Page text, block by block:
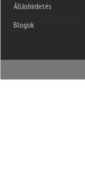
Álláshirdetés
Blogok